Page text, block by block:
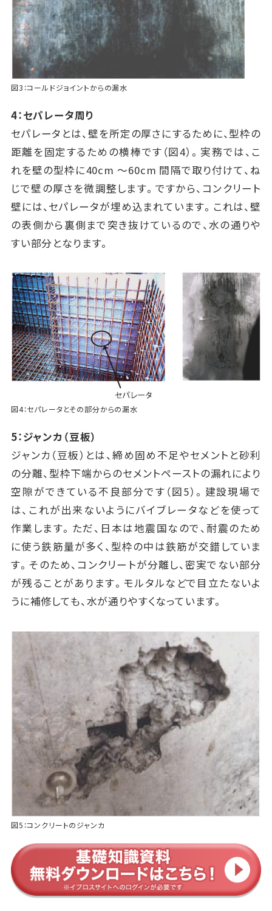
図3：コールドジョイントからの漏水
4：セパレータ周り
セパレータとは、壁を所定の厚さにするために、型枠の
距離を固定するための横棒です（図4）。実務では、こ
れを壁の型枠に40cm ～60cm 間隔で取り付けて、ね
じで壁の厚さを微調整します。ですから、コンクリート
壁には、セパレータが埋め込まれています。これは、壁
の表側から裏側まで突き抜けているので、水の通りや
すい部分となります。
図4：セパレータとその部分からの漏水
5：ジャンカ（豆板）
ジャンカ（豆板）とは、締め固め不足やセメントと砂利
の分離、型枠下端からのセメントペーストの漏れにより
空隙ができている不良部分です（図5）。建設現場で
は、これが出来ないようにバイブレータなどを使って
作業します。ただ、日本は地震国なので、耐震のため
に使う鉄筋量が多く、型枠の中は鉄筋が交錯していま
す。そのため、コンクリートが分離し、密実でない部分
が残ることがあります。モルタルなどで目立たないよ
うに補修しても、水が通りやすくなっています。
図5：コンクリートのジャンカ